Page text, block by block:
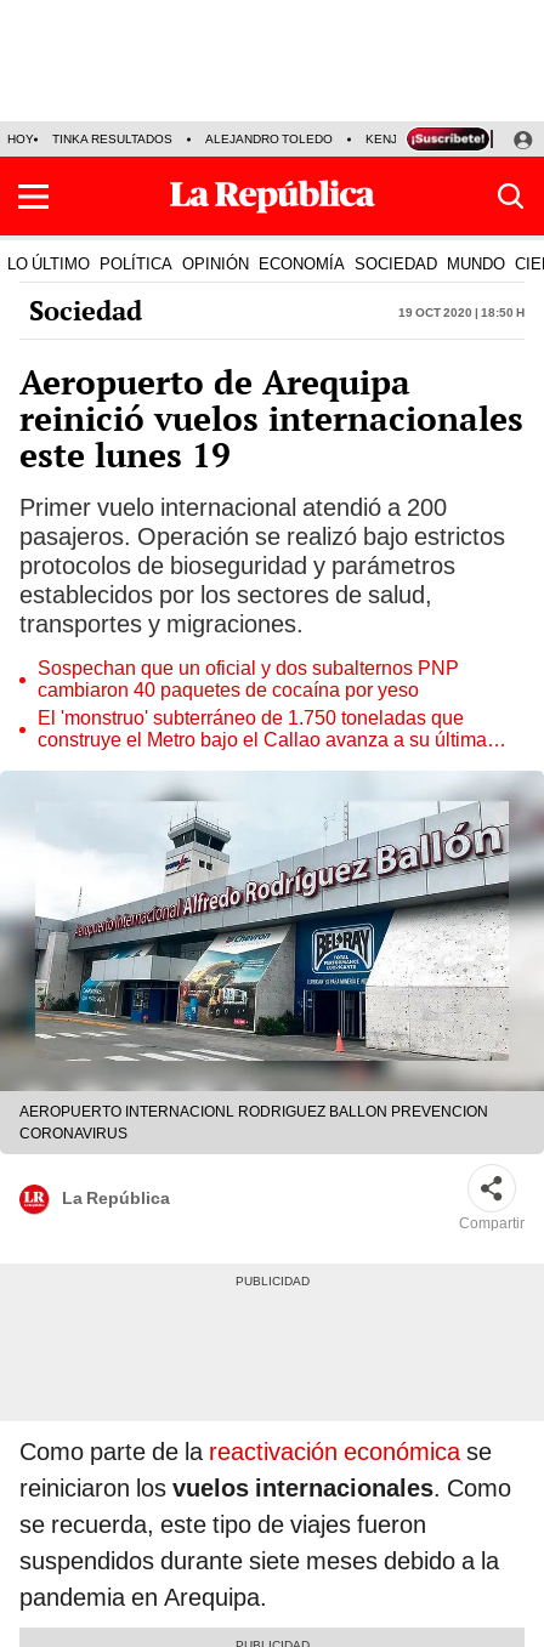
HOY TINKA RESULTADOS ALEJANDRO TOLEDO KENJI FUJIMORI
LO ÚLTIMO POLÍTICA OPINIÓN ECONOMÍA SOCIEDAD MUNDO
Sociedad 19 Oct 2020 | 18:50 h
Aeropuerto de Arequipa
reinició vuelos internacionales
este lunes 19
Primer vuelo internacional atendió a 200
pasajeros. Operación se realizó bajo estrictos
protocolos de bioseguridad y parámetros
establecidos por los sectores de salud,
transportes y migraciones.
Sospechan que un oficial y dos subalternos PNP
cambiaron 40 paquetes de cocaína por yeso
El 'monstruo' subterráneo de 1.750 toneladas que
construye el Metro bajo el Callao avanza a su última
AEROPUERTO INTERNACIONL RODRIGUEZ BALLON PREVENCION
CORONAVIRUS
La República
Compartir
Como parte de la reactivación económicase
reiniciaron los vuelos internacionales. Como
se recuerda, este tipo de viajes fueron
suspendidos durante siete meses debido a la
pandemia en Arequipa.